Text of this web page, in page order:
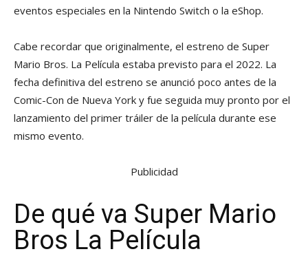
eventos especiales en la Nintendo Switch o la eShop.
Cabe recordar que originalmente, el estreno de Super
Mario Bros. La Película estaba previsto para el 2022. La
fecha definitiva del estreno se anunció poco antes de la
Comic-Con de Nueva York y fue seguida muy pronto por el
lanzamiento del primer tráiler de la película durante ese
mismo evento.
Publicidad
De qué va Super Mario
Bros La Película